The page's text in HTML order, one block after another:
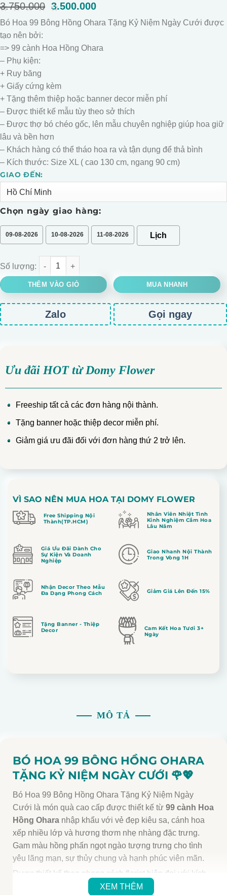
0
out
of
3.750.000 Giá
gốc
là:
3.500.000
hiện
tại
3.500.000.
Bó Hoa 99 Bông Hồng Ohara Tặng Kỷ Niệm Ngày Cưới được
tạo nên bởi:
=> 99 cành Hoa Hồng Ohara
– Phụ kiện:
+ Ruy băng
+ Giấy cứng kèm
+ Tặng thêm thiệp hoặc banner decor miễn phí
– Được thiết kế mẫu tùy theo sở thích
– Được thợ bó chéo gốc, lên mẫu chuyên nghiệp giúp hoa giữ
lâu và bền hơn
– Khách hàng có thể tháo hoa ra và tận dụng để thả bình
– Kích thước: Size XL ( cao 130 cm, ngang 90 cm)
GIAO ĐẾN:
Chọn ngày giao hàng:
09-08-2026 10-08-2026 11-08-2026
BÓ HOA 99 BÔNG HỒNG OHARA TẶNG KỶ NIỆM NGÀY CƯỚI số
THÊM VÀO GIỎ MUA NHANH
Alternative:
Zalo Gọi ngay
Ưu đãi HOT từ Domy Flower
Freeship tất cả các đơn hàng nội thành.
Tặng banner hoặc thiệp decor miễn phí.
Giảm giá ưu đãi đối với đơn hàng thứ 2 trở lên.
VÌ SAO NÊN MUA HOA TẠI DOMY FLOWER
Free Shipping Nội
Thành(TP.HCM)
Nhân Viên Nhiệt Tình
Kinh Nghiệm Cắm Hoa
Lâu Năm
Giá Ưu Đãi Dành Cho
Sự Kiện Và Doanh
Nghiệp
Giao Nhanh Nội Thành
Trong Vòng 1H
Nhận Decor Theo Mẫu
Đa Dạng Phong Cách
Giảm Giá Lên Đến 15%
Tặng Banner - Thiệp
Decor
Cam Kết Hoa Tươi 3+
Ngày
MÔ TẢ
BÓ HOA 99 BÔNG HỒNG OHARA
TẶNG KỶ NIỆM NGÀY CƯỚI 🌹💖
Bó Hoa 99 Bông Hồng Ohara Tặng Kỷ Niệm Ngày
Cưới là món quà cao cấp được thiết kế từ 99 cành Hoa
Hồng Ohara nhập khẩu với vẻ đẹp kiêu sa, cánh hoa
xếp nhiều lớp và hương thơm nhẹ nhàng đặc trưng.
Gam màu hồng phấn ngọt ngào tượng trưng cho tình
yêu lãng mạn, sự thủy chung và hạnh phúc viên mãn.
Được thiết kế theo phong cách florist hiện đại với kích
thước lớn ấn tượng, bó hoa là lựa chọn hoàn hảo để
XEM THÊM